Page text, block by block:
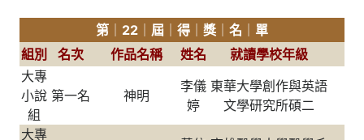
第 22 屆 得 獎 名
單
組別
名次 作品名稱 姓名
就讀學校年級
大專
小說
組
第一名 神明
李儀
婷
東華大學創作與英語
文學研究所碩二
大專